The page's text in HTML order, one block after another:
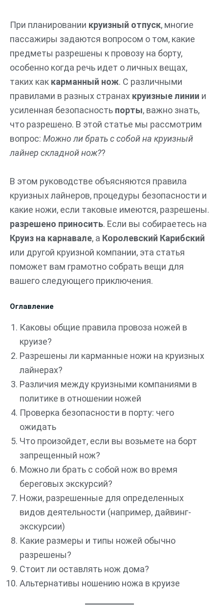
содержимому
При планировании круизный отпуск, многие
пассажиры задаются вопросом о том, какие
предметы разрешены к провозу на борту,
особенно когда речь идет о личных вещах,
таких как карманный нож. С различными
правилами в разных странах круизные линии и
усиленная безопасность порты, важно знать,
что разрешено. В этой статье мы рассмотрим
вопрос: Можно ли брать с собой на круизный
лайнер складной нож??
В этом руководстве объясняются правила
круизных лайнеров, процедуры безопасности и
какие ножи, если таковые имеются, разрешены.
разрешено приносить. Если вы собираетесь на
Круиз на карнавале, а Королевский Карибский
или другой круизной компании, эта статья
поможет вам грамотно собрать вещи для
вашего следующего приключения.
Оглавление
Каковы общие правила провоза ножей в
круизе?
Разрешены ли карманные ножи на круизных
лайнерах?
Различия между круизными компаниями в
политике в отношении ножей
Проверка безопасности в порту: чего
ожидать
Что произойдет, если вы возьмете на борт
запрещенный нож?
Можно ли брать с собой нож во время
береговых экскурсий?
Ножи, разрешенные для определенных
видов деятельности (например, дайвинг-
экскурсии)
Какие размеры и типы ножей обычно
разрешены?
Стоит ли оставлять нож дома?
Альтернативы ношению ножа в круизе